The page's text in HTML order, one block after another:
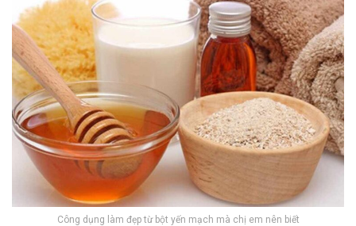
Công dụng làm đẹp từ bột yến mạch mà chị em nên biết